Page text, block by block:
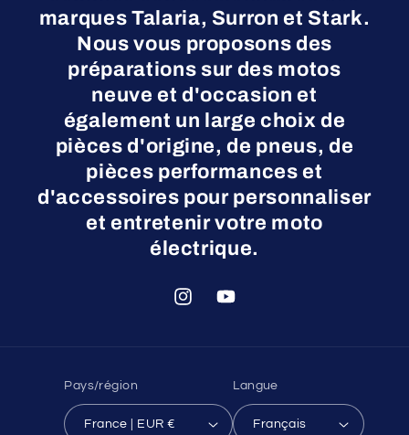
marques Talaria, Surron et Stark.
Nous vous proposons des
préparations sur des motos
neuve et d'occasion et
également un large choix de
pièces d'origine, de pneus, de
pièces performances et
d'accessoires pour personnaliser
et entretenir votre moto
électrique.
InstagramYouTube
Pays/région
France | EUR €
Langue
Français